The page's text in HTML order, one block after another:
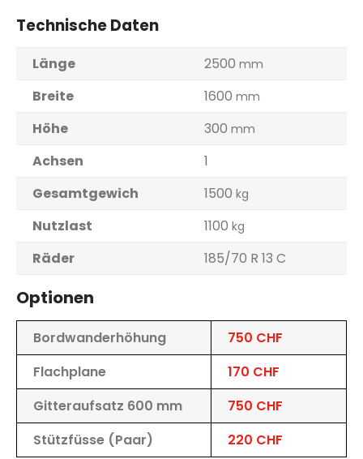
Technische Daten
Länge 2500 mm
Breite 1600 mm
Höhe 300 mm
Achsen
1
Gesamtgewich
1500 kg
Nutzlast 1100 kg
Räder 185/70 R 13 C
Optionen
Bordwanderhöhung
750 CHF
Flachplane
170 CHF
Gitteraufsatz 600 mm
750 CHF
Stützfüsse (Paar)
220 CHF